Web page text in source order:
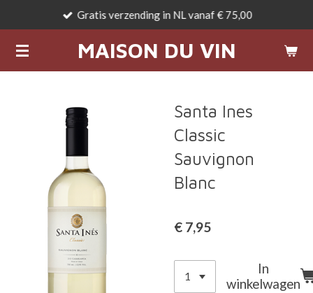
naar
de
MAISON DU VIN
Gratis verzending in NL vanaf € 75,00
Santa Ines
Classic
Sauvignon
Blanc
€ 7,95
In
winkelwagen